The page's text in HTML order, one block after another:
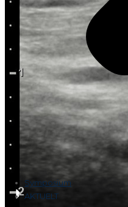
Symposium
AKTUELT